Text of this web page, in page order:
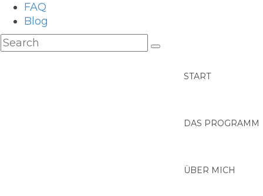
FAQ
Blog
START
DAS PROGRAMM
ÜBER MICH